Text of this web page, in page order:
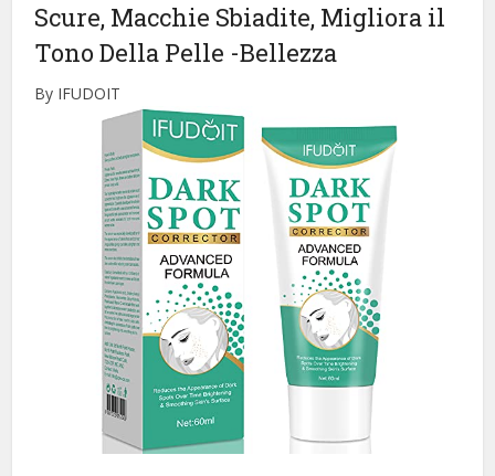
Scure, Macchie Sbiadite, Migliora il
Tono Della Pelle -Bellezza
By IFUDOIT